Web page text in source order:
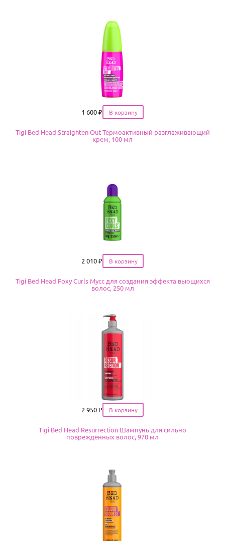
Цена
1 600 ₽
Tigi Bed Head Straighten Out Термоактивный разглаживающий
крем, 100 мл
Цена
2 010 ₽
Tigi Bed Head Foxy Curls Мусс для создания эффекта вьющихся
волос, 250 мл
Цена
2 950 ₽
Tigi Bed Head Resurrection Шампунь для сильно
поврежденных волос, 970 мл